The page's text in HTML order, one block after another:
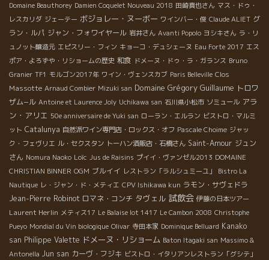
Domaine Beauthorey Damien Coquelet Nouveau 2018 田崎真也さん マス・ドゥ・
レスカリダ ジェーテー ボジョレー・ヌーボー ワインバー・俊 Claude ALIET グ
ラン・ルパ ジャン・フォワイヤール 岩井さん Avanti Popolo ヨシキさん ラ・リ
ュノット醸造元 エピスリー・フィン キョーコ・デュシェーヌ Eau Forte 2017 エス
ポア・よろずや・リショームの歴史 和食 ドメーヌ・ドゥ・ラ・ガランス Bruno
Granier TF1 モルゴン2017年 ワイン・ヴェンスカブ Paris Belleville Clos
Massotte Arnaud Combier Mizuki san Domaine Grégory Guillaume トロワ
ザム−ル Antoine et Laurence Joly Uchikawa san 石川県小松市 ソミュール アラ
ン・アリエ 50e anniversaire de Yuki san ローラン・エルラン ビストロ・マルミ
ット Catalunya 自然派ワイン専門店・ロックス・オフ Pascale Choime ジャッ
ク・フェヴリエ ル・セクスタン トーハン酒販店・石橋さん Saint-Amour ジュン
さん Nomura Naoko Loïc Jus de Raisins プイイ・ヴァンゼル2013 DOMAINE
CHRISTIAN BINNER OGM ブルイイ レストラン「ラルシュミーユ」
Bistro La
Nautique レ・ジャン・ド・メティエ CPV Ishikawa kun ラモン・サヴェドラ
Jean-Pierre Robinot ロマネ・コンチ タヴェル 試飲会 伊藤の日本ツアー
Laurent Herlin メティス17 Le Balaise lot 1417 Le Cambon 2008 Christophe
Pueyo Mondial du Vin biologique Olivar 寺田本家 Dominique Belluard Kanako
san Philippe Valette ドメーヌ・リショーム Baton Itagaki san Massimo &
Antonella Jun san カーヴ・フジキ ビストロ・イタリアンレストラン「グシテ」